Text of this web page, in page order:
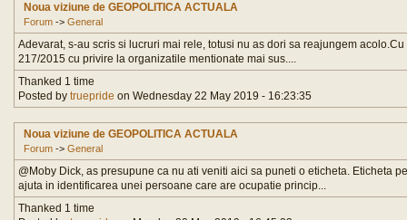
Noua viziune de GEOPOLITICA ACTUALA
Forum -> General
Adevarat, s-au scris si lucruri mai rele, totusi nu as dori sa reajungem
217/2015 cu privire la organizatile mentionate mai sus....
Thanked 1 time
Posted by truepride on Wednesday 22 May 2019 - 16:23:35
Noua viziune de GEOPOLITICA ACTUALA
Forum -> General
@Moby Dick, as presupune ca nu ati veniti aici sa puneti o eticheta. Eticheta
ajuta in identificarea unei persoane care are ocupatie princip...
Thanked 1 time